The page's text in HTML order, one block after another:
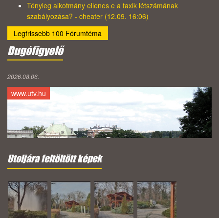
Tényleg alkotmány ellenes e a taxik létszámának
szabályozása? - cheater (12.09. 16:06)
Legfrissebb 100 Fórumtéma
Dugófigyelő
2026.08.06.
www.utv.hu
Utoljára feltöltött képek